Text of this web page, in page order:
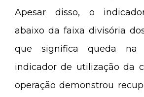
Apesar disso, o
abaixo da faixa divisória
que significa queda na
indicador de utilização da
operação demonstrou